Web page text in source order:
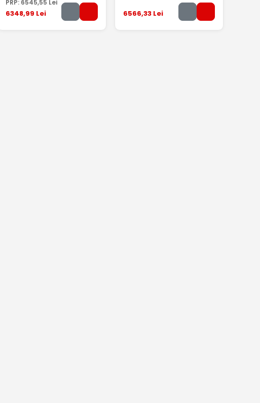
PRP: 6545,55 Lei
6348,99 Lei 6566,33Lei